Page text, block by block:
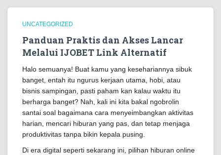
UNCATEGORIZED
Panduan Praktis dan Akses Lancar
Melalui IJOBET Link Alternatif
Halo semuanya! Buat kamu yang kesehariannya sibuk
banget, entah itu ngurus kerjaan utama, hobi, atau
bisnis sampingan, pasti paham kan kalau waktu itu
berharga banget? Nah, kali ini kita bakal ngobrolin
santai soal bagaimana cara menyeimbangkan aktivitas
harian, mencari hiburan yang pas, dan tetap menjaga
produktivitas tanpa bikin kepala pusing.
Di era digital seperti sekarang ini, pilihan hiburan online